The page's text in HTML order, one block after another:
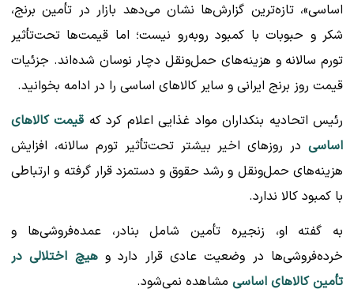
اساسی»، تازه‌ترین گزارش‌ها نشان می‌دهد بازار در تأمین برنج،
شکر و حبوبات با کمبود روبه‌رو نیست؛ اما قیمت‌ها تحت‌تأثیر
تورم سالانه و هزینه‌های حمل‌ونقل دچار نوسان شده‌اند. جزئیات
قیمت روز برنج ایرانی و سایر کالاهای اساسی را در ادامه بخوانید.
رئیس اتحادیه بنکداران مواد غذایی اعلام کرد که قیمت کالاهای
اساسی در روزهای اخیر بیشتر تحت‌تأثیر تورم سالانه، افزایش
هزینه‌های حمل‌ونقل و رشد حقوق و دستمزد قرار گرفته و ارتباطی
با کمبود کالا ندارد.
به گفته او، زنجیره تأمین شامل بنادر، عمده‌فروشی‌ها و
خرده‌فروشی‌ها در وضعیت عادی قرار دارد وهیچ اختلالی در
تأمین کالاهای اساسی مشاهده نمی‌شود.